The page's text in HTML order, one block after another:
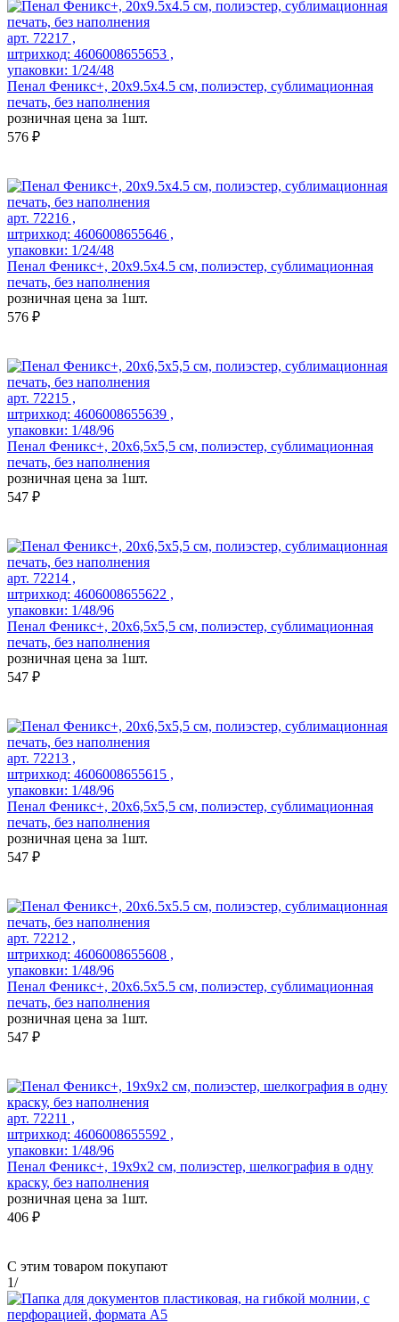
арт. 72217 ,
штрихкод: 4606008655653 ,
упаковки: 1/24/48
Пенал Феникс+, 20х9.5х4.5 см, полиэстер, сублимационная
печать, без наполнения
розничная цена за 1шт.
576 ₽
арт. 72216 ,
штрихкод: 4606008655646 ,
упаковки: 1/24/48
Пенал Феникс+, 20х9.5х4.5 см, полиэстер, сублимационная
печать, без наполнения
розничная цена за 1шт.
576 ₽
арт. 72215 ,
штрихкод: 4606008655639 ,
упаковки: 1/48/96
Пенал Феникс+, 20х6,5х5,5 см, полиэстер, сублимационная
печать, без наполнения
розничная цена за 1шт.
547 ₽
арт. 72214 ,
штрихкод: 4606008655622 ,
упаковки: 1/48/96
Пенал Феникс+, 20х6,5х5,5 см, полиэстер, сублимационная
печать, без наполнения
розничная цена за 1шт.
547 ₽
арт. 72213 ,
штрихкод: 4606008655615 ,
упаковки: 1/48/96
Пенал Феникс+, 20х6,5х5,5 см, полиэстер, сублимационная
печать, без наполнения
розничная цена за 1шт.
547 ₽
арт. 72212 ,
штрихкод: 4606008655608 ,
упаковки: 1/48/96
Пенал Феникс+, 20х6.5х5.5 см, полиэстер, сублимационная
печать, без наполнения
розничная цена за 1шт.
547 ₽
арт. 72211 ,
штрихкод: 4606008655592 ,
упаковки: 1/48/96
Пенал Феникс+, 19х9х2 см, полиэстер, шелкография в одну
краску, без наполнения
розничная цена за 1шт.
406 ₽
С этим товаром покупают
1/